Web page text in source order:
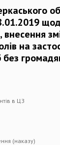
на
без
в ЦЗ
(наказу)